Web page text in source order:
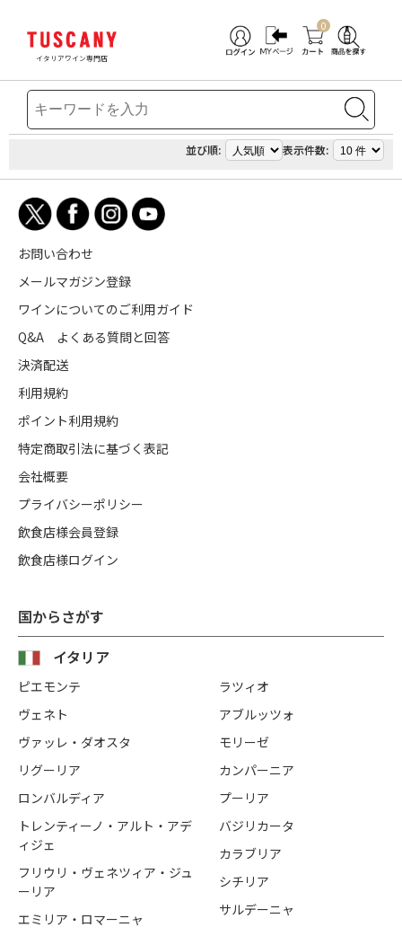
イタリアワイン専門店
0
並び順: 表示件数:
国からさがす
イタリア
ピエモンテ
ヴェネト
ヴァッレ・ダオスタ
リグーリア
ロンバルディア
トレンティーノ・アルト・アデ
ィジェ
フリウリ・ヴェネツィア・ジュ
ーリア
エミリア・ロマーニャ
ラツィオ
アブルッツォ
モリーゼ
カンパーニア
プーリア
バジリカータ
カラブリア
シチリア
サルデーニャ
お問い合わせ
メールマガジン登録
ワインについてのご利用ガイド
Q&A よくある質問と回答
決済配送
利用規約
ポイント利用規約
特定商取引法に基づく表記
会社概要
プライバシーポリシー
飲食店様会員登録
飲食店様ログイン